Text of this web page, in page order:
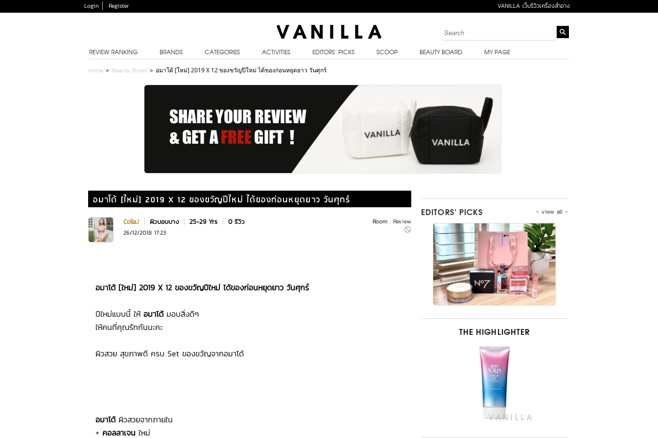
Login Register VANILLA เว็บรีวิวเครื่องสำอาง
REVIEW RANKING BRANDS CATEGORIES ACTIVITIES EDITORS’ PICKS SCOOP BEAUTY BOARD MY PAGE
Home > Beauty Board > อมาโด้ [ใหม่] 2019 X 12 ของขวัญปีใหม่ ได้ของก่อนหยุดยาว วันศุกร์
อมาโด้ [ใหม่] 2019 X 12 ของขวัญปีใหม่ ได้ของก่อนหยุดยาว วันศุกร์
Room : Review
CollaJ | ผิวบอบบาง | 25-29 Yrs | 0 รีวิว
26/12/2018 17:23
อมาโด้ [ใหม่] 2019 X 12 ของขวัญปีใหม่ ได้ของก่อนหยุดยาว วันศุกร์
ปีใหม่แบบนี้ ให้ อมาโด้มอบสิ่งดีๆ
ให้คนที่คุณรักกันนะคะ
ผิวสวย สุขภาพดี ครบ Set ของขวัญจากอมาโด้
อมาโด้ผิวสวยจากภายใน
+ คอลลาเจน ใหม่
- view all -
EDITORS’ PICKS
THE HIGHLIGHTER